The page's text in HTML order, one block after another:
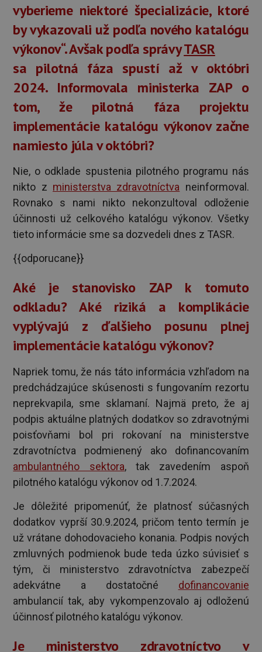
vyberieme niektoré špecializácie, ktoré
by vykazovali už podľa nového katalógu
výkonov“. Avšak podľa správyTASR
sa pilotná fáza spustí až v októbri
2024. Informovala ministerka ZAP o
tom, že pilotná fáza projektu
implementácie katalógu výkonov začne
namiesto júla v októbri?
Nie, o odklade spustenia pilotného programu nás
nikto z ministerstva zdravotníctva neinformoval.
Rovnako s nami nikto nekonzultoval odloženie
účinnosti už celkového katalógu výkonov. Všetky
tieto informácie sme sa dozvedeli dnes z TASR.
{{odporucane}}
Aké je stanovisko ZAP k tomuto
odkladu? Aké riziká a komplikácie
vyplývajú z ďalšieho posunu plnej
implementácie katalógu výkonov?
Napriek tomu, že nás táto informácia vzhľadom na
predchádzajúce skúsenosti s fungovaním rezortu
neprekvapila, sme sklamaní. Najmä preto, že aj
podpis aktuálne platných dodatkov so zdravotnými
poisťovňami bol pri rokovaní na ministerstve
zdravotníctva podmienený ako dofinancovaním
ambulantného sektora, tak zavedením aspoň
pilotného katalógu výkonov od 1.7.2024.
Je dôležité pripomenúť, že platnosť súčasných
dodatkov vyprší 30.9.2024, pričom tento termín je
už vrátane dohodovacieho konania. Podpis nových
zmluvných podmienok bude teda úzko súvisieť s
tým, či ministerstvo zdravotníctva zabezpečí
adekvátne a dostatočné dofinancovanie
ambulancií tak, aby vykompenzovalo aj odloženú
účinnosť pilotného katalógu výkonov.
Je ministerstvo zdravotníctvo v